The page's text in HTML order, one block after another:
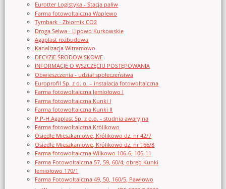
Eurotter Logistyka - Stacja paliw
Farma fotowoltaiczna Waplewo
Tymbark - Zbiornik CO2
Droga Selwa - Lipowo Kurkowskie
Agaplast rozbudowa
Kanalizacja Witramowo
DECYZJE ŚRODOWISKOWE
INFORMACJE O WSZCZĘCIU POSTĘPOWANIA
Obwieszczenia - udział społeczeństwa
Europrofil Sp. z o. o. – instalacja fotowoltaiczna
Farma fotowoltaiczna Jemiołowo I
Farma fotowoltaiczna Kunki I
Farma fotowoltaiczna Kunki II
P.P-H.Agaplast Sp. z o.o. - studnia awaryjna
Farma fotowoltaiczna Królikowo
Osiedle Mieszkaniowe, Królikowo dz. nr 42/7
Osiedle Mieszkaniowe, Królikowo dz. nr 166/8
Farma fotowoltaiczna Wilkowo 106-6, 106-11
Farma Fotowoltaiczna 57, 59, 60/4, obręb Kunki
Jemiołowo 170/1
Farma Fotowoltaiczna 49, 50, 160/5, Pawłowo